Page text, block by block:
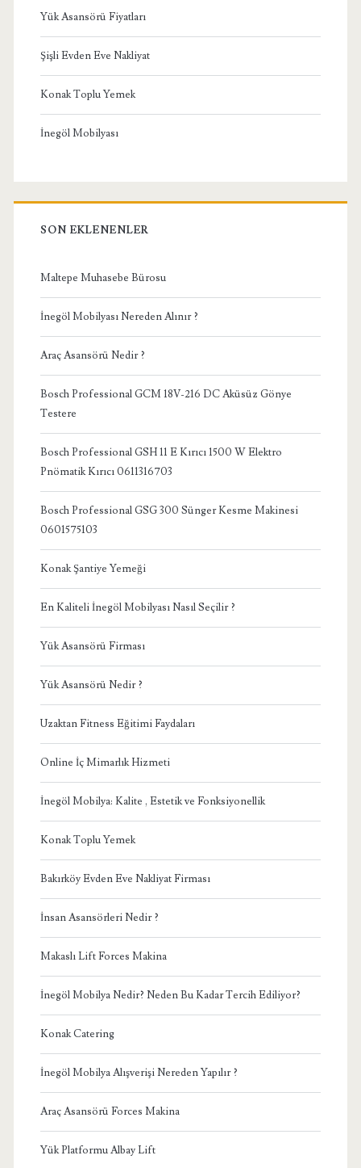
Yük Asansörü Fiyatları
Şişli Evden Eve Nakliyat
Konak Toplu Yemek
İnegöl Mobilyası
SON EKLENENLER
Maltepe Muhasebe Bürosu
İnegöl Mobilyası Nereden Alınır ?
Araç Asansörü Nedir ?
Bosch Professional GCM 18V-216 DC Aküsüz Gönye
Testere
Bosch Professional GSH 11 E Kırıcı 1500 W Elektro
Pnömatik Kırıcı 0611316703
Bosch Professional GSG 300 Sünger Kesme Makinesi
0601575103
Konak Şantiye Yemeği
En Kaliteli İnegöl Mobilyası Nasıl Seçilir ?
Yük Asansörü Firması
Yük Asansörü Nedir ?
Uzaktan Fitness Eğitimi Faydaları
Online İç Mimarlık Hizmeti
İnegöl Mobilya: Kalite , Estetik ve Fonksiyonellik
Konak Toplu Yemek
Bakırköy Evden Eve Nakliyat Firması
İnsan Asansörleri Nedir ?
Makaslı Lift Forces Makina
İnegöl Mobilya Nedir? Neden Bu Kadar Tercih Ediliyor?
Konak Catering
İnegöl Mobilya Alışverişi Nereden Yapılır ?
Araç Asansörü Forces Makina
Yük Platformu Albay Lift